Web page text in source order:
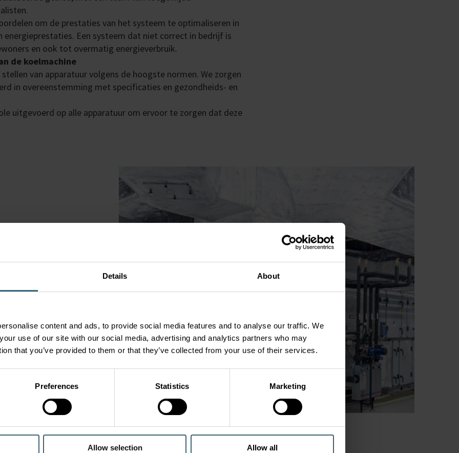
Details About
content and ads, to provide social media features and to analyse our traffic. We
use of our site with our social media, advertising and analytics partners who may
that you’ve provided to them or that they’ve collected from your use of their services.
Preferences Statistics Marketing
Allow selection Allow all
om de prestaties van het systeem te optimaliseren in
Een systeem dat niet correct in bedrijf is
en ook tot overmatig energieverbruik.
de koelmachine
van apparatuur volgens de hoogste normen. We zorgen
in overeenstemming met specificaties en gezondheids- en
uitgevoerd op alle apparatuur om ervoor te zorgen dat deze
met een
uw zijde.
van FläktGroup,
van ons hele
werkt zoals het is
techniekers
de ontworpen criteria